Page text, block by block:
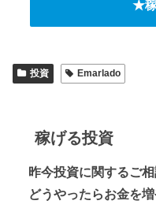
★
投資 Emarlado
稼げる投資
昨今投資に関するご
どうやったらお金を